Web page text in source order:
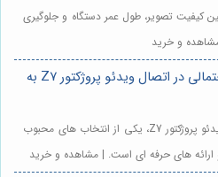
کیفیت تصویر، طول عمر دستگاه و جلوگیری
و خرید
⭐️ عیب‌یابی مشکلات احتمالی در اتصال ویدئو پروژکتور Z7 به
ویدئو پروژکتور در تهران - ویدئو پروژکتور Z7، یکی از انتخاب های محبوب
ارائه های حرفه ای است. | مشاهده و خرید